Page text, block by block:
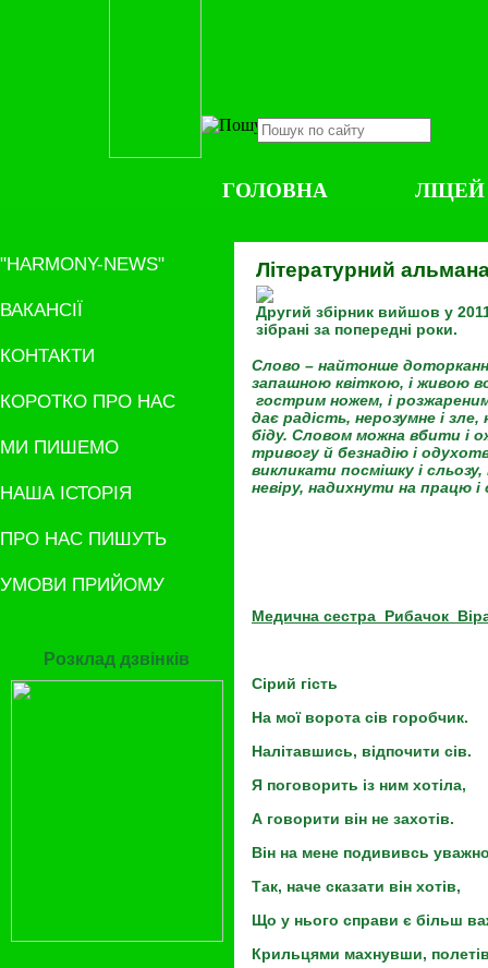
ГОЛОВНА ЛІЦЕЙ
"HARMONY-NEWS"
ВАКАНСІЇ
КОНТАКТИ
КОРОТКО ПРО НАС
МИ ПИШЕМО
НАША ІСТОРІЯ
ПРО НАС ПИШУТЬ
УМОВИ ПРИЙОМУ
Розклад дзвінків
Літературний
Другий збірник вийшов у
зібрані за попередні роки.
Слово – найтонше
запашною квіткою, і живою
гострим ножем, і
дає радість, нерозумне і
біду. Словом можна вбити і
тривогу й безнадію і
викликати посмішку і
невіру, надихнути на працю
Медична сестра Рибачок
Сірий гість
На мої ворота сів горобчик.
Налітавшись, відпочити сів.
Я поговорить із ним хотіла,
А говорити він не захотів.
Він на мене подививсь
Так, наче сказати він хотів,
Що у нього справи є більш
Крильцями махнувши,